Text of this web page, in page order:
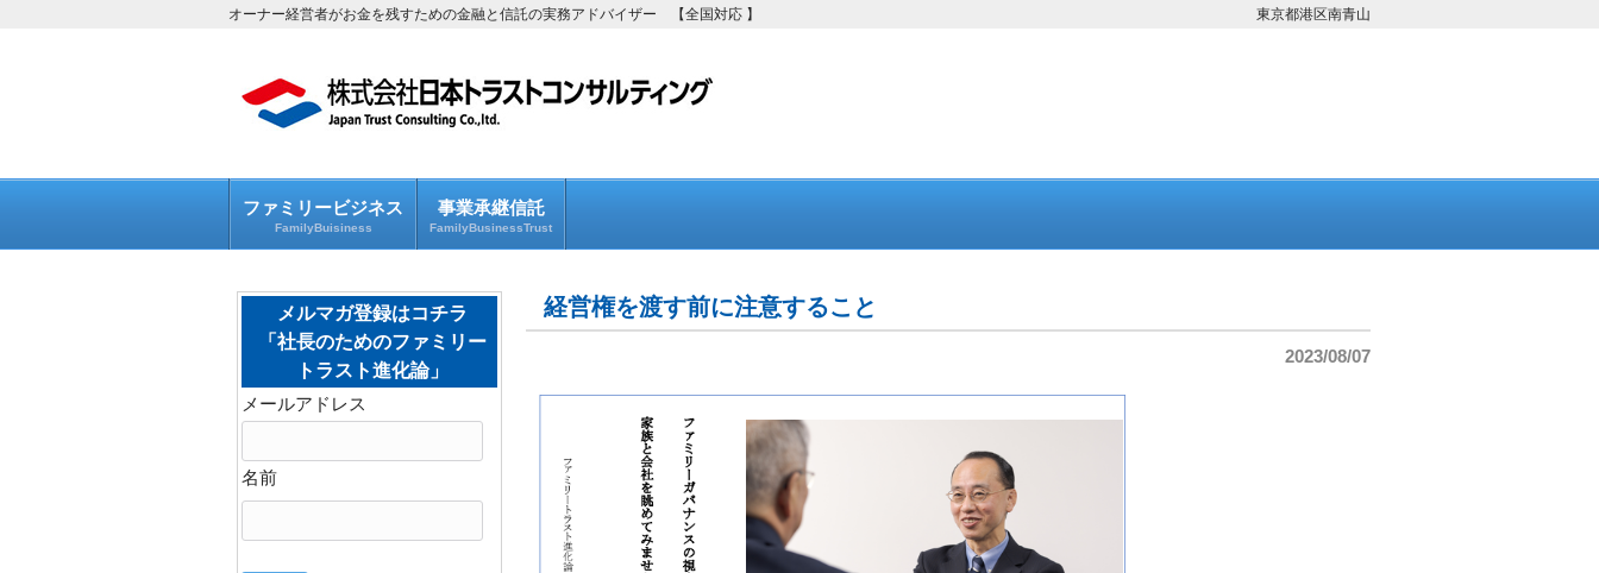
オーナー経営者がお金を残すための金融と信託の実務アドバイザー 【全国対応 】 東京都港区南青山
ファミリービジネス
FamilyBuisiness
事業承継信託
FamilyBusinessTrust
経営権を渡す前に注意すること
2023/08/07
メルマガ登録はコチラ
「社長のためのファミリー
トラスト進化論」
メールアドレス
名前